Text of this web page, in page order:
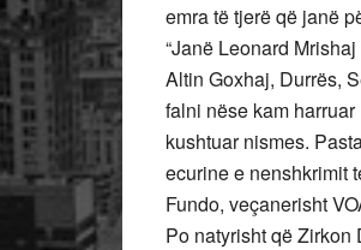
emra të tjerë që janë
“Janë Leonard
Altin Goxhaj, Durrës,
falni nëse kam
kushtuar nismes.
ecurine e nenshkrimit
Fundo, veçanerisht
Po natyrisht që